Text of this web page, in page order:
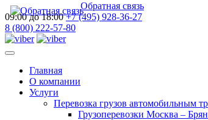
Обратная связь
09:00 до 18:00 +7 (495) 928-36-27
8 (800) 222-57-80
Главная
О компании
Услуги
Перевозка грузов автомобильным
Грузоперевозки Москва –